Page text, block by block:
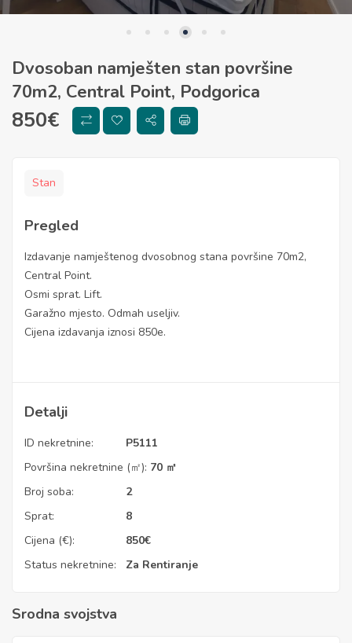
Dvosoban namješten stan površine
70m2, Central Point, Podgorica
850€
Stan
Pregled
Izdavanje namještenog dvosobnog stana površine 70m2,
Central Point.
Osmi sprat. Lift.
Garažno mjesto. Odmah useljiv.
Cijena izdavanja iznosi 850e.
Detalji
ID nekretnine:
P5111
Površina nekretnine (㎡): 70 ㎡
Broj soba:
2
Sprat:
8
Cijena (€):
850€
Status nekretnine:
Za Rentiranje
Srodna svojstva